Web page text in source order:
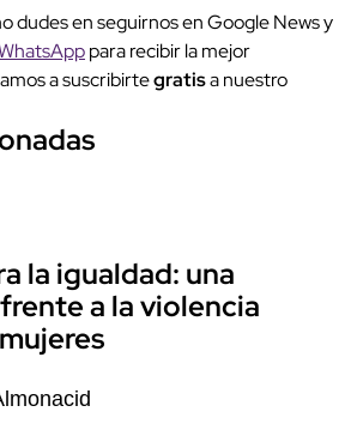
dudes en seguirnos en Google News y
para recibir la mejor
a suscribirtegratisa nuestro
la igualdad: una
a la violencia